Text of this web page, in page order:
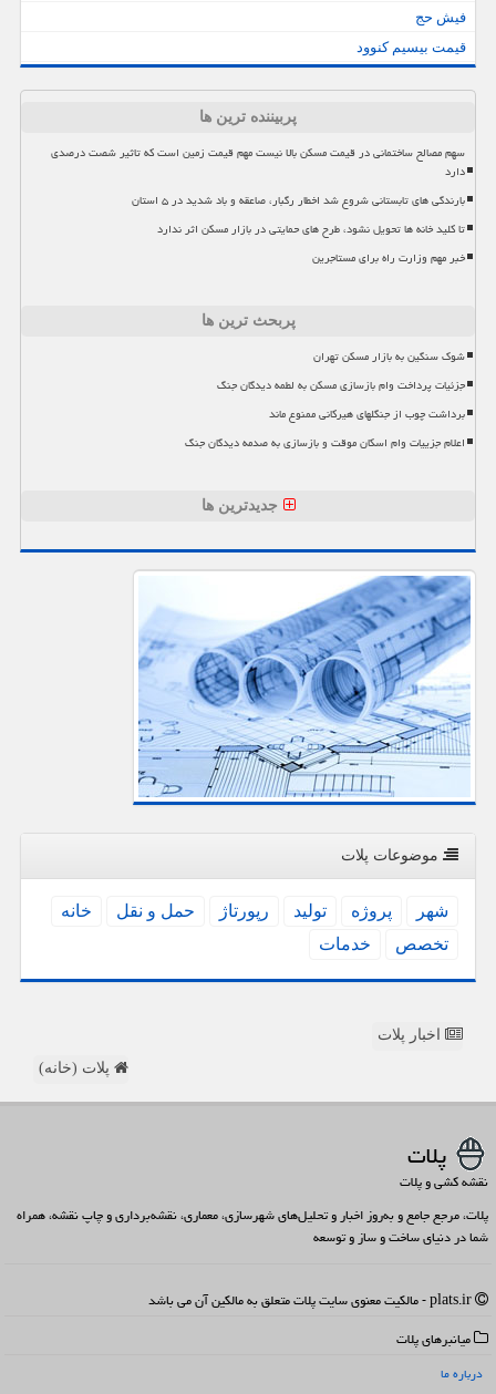
فیش حج
قیمت بیسیم کنوود
پربیننده ترین ها
سهم مصالح ساختمانی در قیمت مسکن بالا نیست مهم قیمت زمین است که تاثیر شصت درصدی
دارد
بارندگی های تابستانی شروع شد اخطار رگبار، صاعقه و باد شدید در ۵ استان
تا کلید خانه ها تحویل نشود، طرح های حمایتی در بازار مسکن اثر ندارد
خبر مهم وزارت راه برای مستاجرین
پربحث ترین ها
شوک سنگین به بازار مسکن تهران
جزئیات پرداخت وام بازسازی مسکن به لطمه دیدگان جنگ
برداشت چوب از جنگلهای هیرکانی ممنوع ماند
اعلام جزییات وام اسکان موقت و بازسازی به صدمه دیدگان جنگ
جدیدترین ها
موضوعات پلات
شهر پروژه تولید رپورتاژ حمل و نقل
خانه
تخصص
خدمات
اخبار پلات
پلات (خانه)
پلات
نقشه کشی و پلات
پلات، مرجع جامع و به‌روز اخبار و تحلیل‌های شهرسازی، معماری، نقشه‌برداری و چاپ نقشه، همراه
شما در دنیای ساخت و ساز و توسعه
میانبرهای پلات
درباره ما